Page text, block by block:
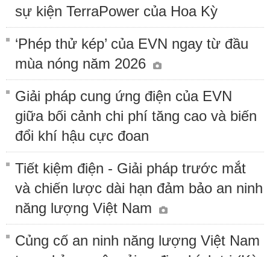
sự kiện TerraPower của Hoa Kỳ
‘Phép thử kép’ của EVN ngay từ đầu
mùa nóng năm 2026
Giải pháp cung ứng điện của EVN
giữa bối cảnh chi phí tăng cao và biến
đổi khí hậu cực đoan
Tiết kiệm điện - Giải pháp trước mắt
và chiến lược dài hạn đảm bảo an ninh
năng lượng Việt Nam
Củng cố an ninh năng lượng Việt Nam